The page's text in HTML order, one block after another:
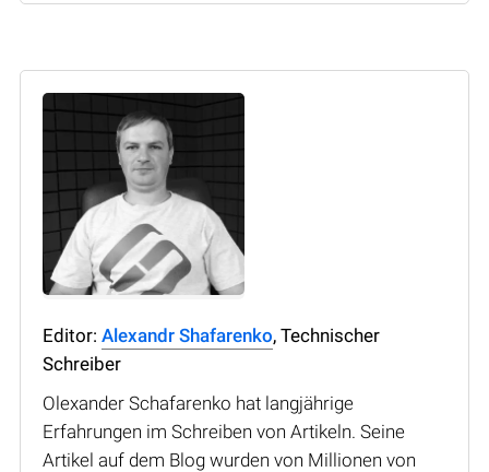
Editor: Alexandr Shafarenko, Technischer
Schreiber
Olexander Schafarenko hat langjährige
Erfahrungen im Schreiben von Artikeln. Seine
Artikel auf dem Blog wurden von Millionen von